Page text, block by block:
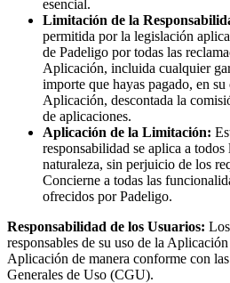
esencial.
Limitación de la
permitida por la legislación
de Padeligo por todas las
Aplicación, incluida cualquier
importe que hayas pagado, en
Aplicación, descontada la
de aplicaciones.
Aplicación de la Limitación:
responsabilidad se aplica a
naturaleza, sin perjuicio de los
Concierne a todas las
ofrecidos por Padeligo.
Responsabilidad de los Usuarios:
responsables de su uso de la
Aplicación de manera conforme con
Generales de Uso (CGU).